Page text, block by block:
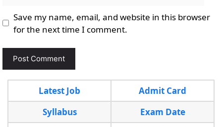
Save my name, email, and website in this browser
for the next time I comment.
Latest Job
Admit Card
Syllabus
Exam Date